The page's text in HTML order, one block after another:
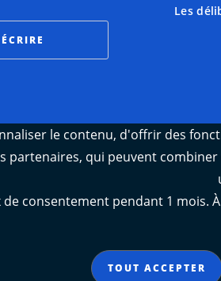
Les
le contenu, d'offrir des
partenaires, qui peuvent
consentement pendant 1 mois.
TOUT ACCEPTER